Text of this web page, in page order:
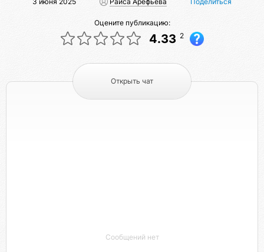
Оцените публикацию:
4.33 2
Открыть чат
Сообщений нет